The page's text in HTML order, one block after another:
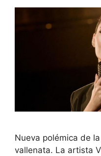
Nueva polémica de
vallenata. La artista